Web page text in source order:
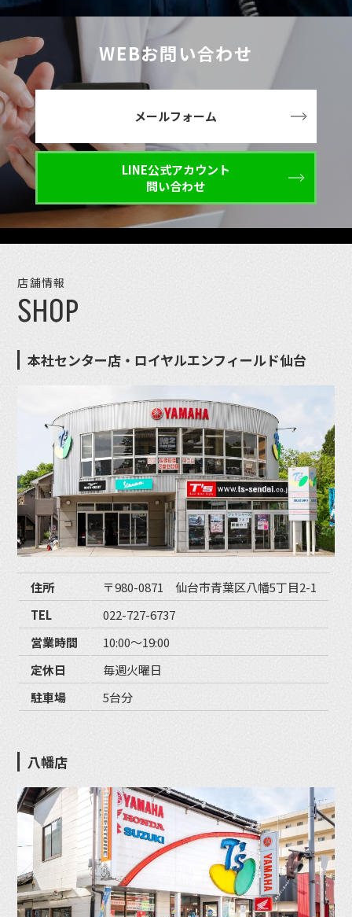
WEBお問い合わせ
メールフォーム
LINE公式アカウント
問い合わせ
店舗情報
SHOP
本社センター店・ロイヤルエンフィールド仙台
住所
〒980-0871 仙台市青葉区八幡5丁目2-1
TEL
022-727-6737
営業時間
10:00〜19:00
定休日
毎週火曜日
駐車場
5台分
八幡店